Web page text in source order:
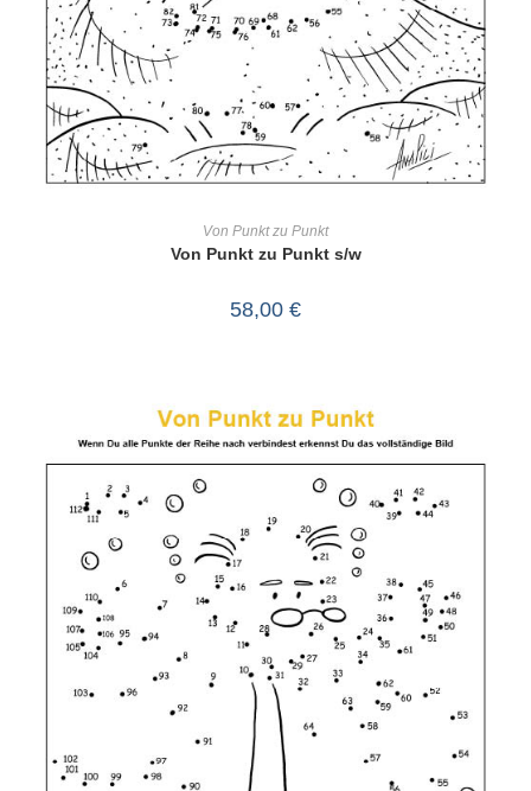
Von Punkt zu Punkt
Von Punkt zu Punkt s/w
58,00 €